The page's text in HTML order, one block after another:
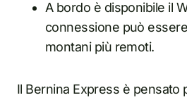
A bordo è disponibile il
connessione può
montani più remoti.
Il Bernina Express è pensato